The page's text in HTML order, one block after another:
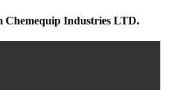
Chemequip Industries LTD.